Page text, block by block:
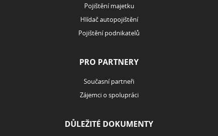
Pojištění majetku
Hlídač autopojištění
Pojištění podnikatelů
PRO PARTNERY
Současní partneři
Zájemci o spolupráci
DŮLEŽITÉ DOKUMENTY